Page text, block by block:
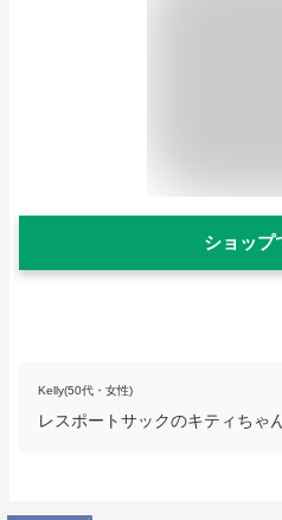
ショップ
Kelly(50代・女性)
レスポートサックのキティちゃ